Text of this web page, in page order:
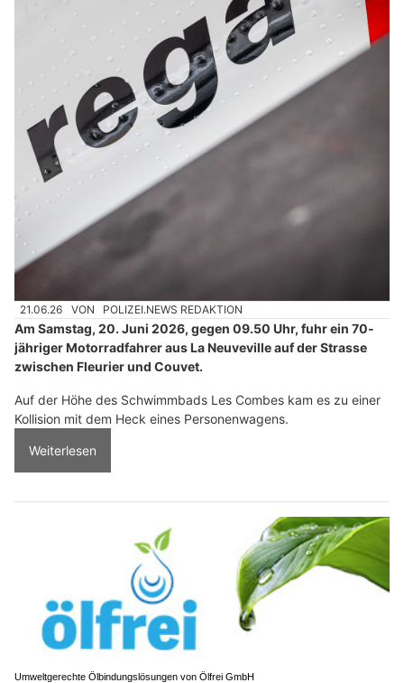
21.06.26 VON POLIZEI.NEWS REDAKTION
Am Samstag, 20. Juni 2026, gegen 09.50 Uhr, fuhr ein 70-
jähriger Motorradfahrer aus La Neuveville auf der Strasse
zwischen Fleurier und Couvet.
Auf der Höhe des Schwimmbads Les Combes kam es zu einer
Kollision mit dem Heck eines Personenwagens.
Weiterlesen
Umweltgerechte Ölbindungslösungen von Ölfrei GmbH